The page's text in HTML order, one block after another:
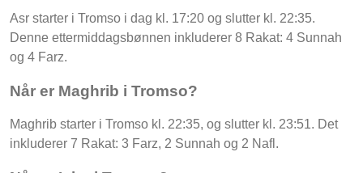
Asr starter i Tromso i dag kl. 17:20 og slutter kl. 22:35.
Denne ettermiddagsbønnen inkluderer 8 Rakat: 4 Sunnah
og 4 Farz.
Når er Maghrib i Tromso?
Maghrib starter i Tromso kl. 22:35, og slutter kl. 23:51. Det
inkluderer 7 Rakat: 3 Farz, 2 Sunnah og 2 Nafl.